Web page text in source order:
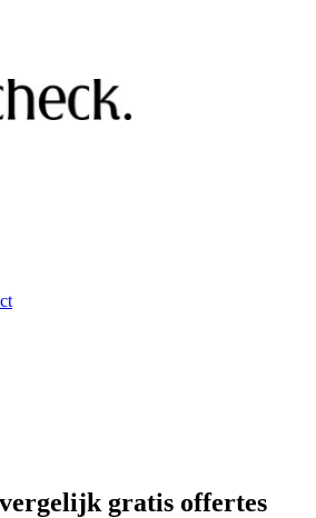
gratis offertes